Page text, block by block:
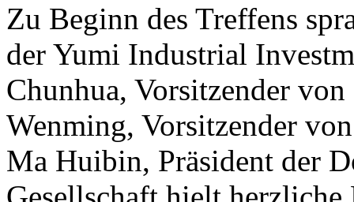
Zu Beginn des Treffens
der Yumi Industrial
Chunhua, Vorsitzender
Wenming, Vorsitzender
Ma Huibin, Präsident der